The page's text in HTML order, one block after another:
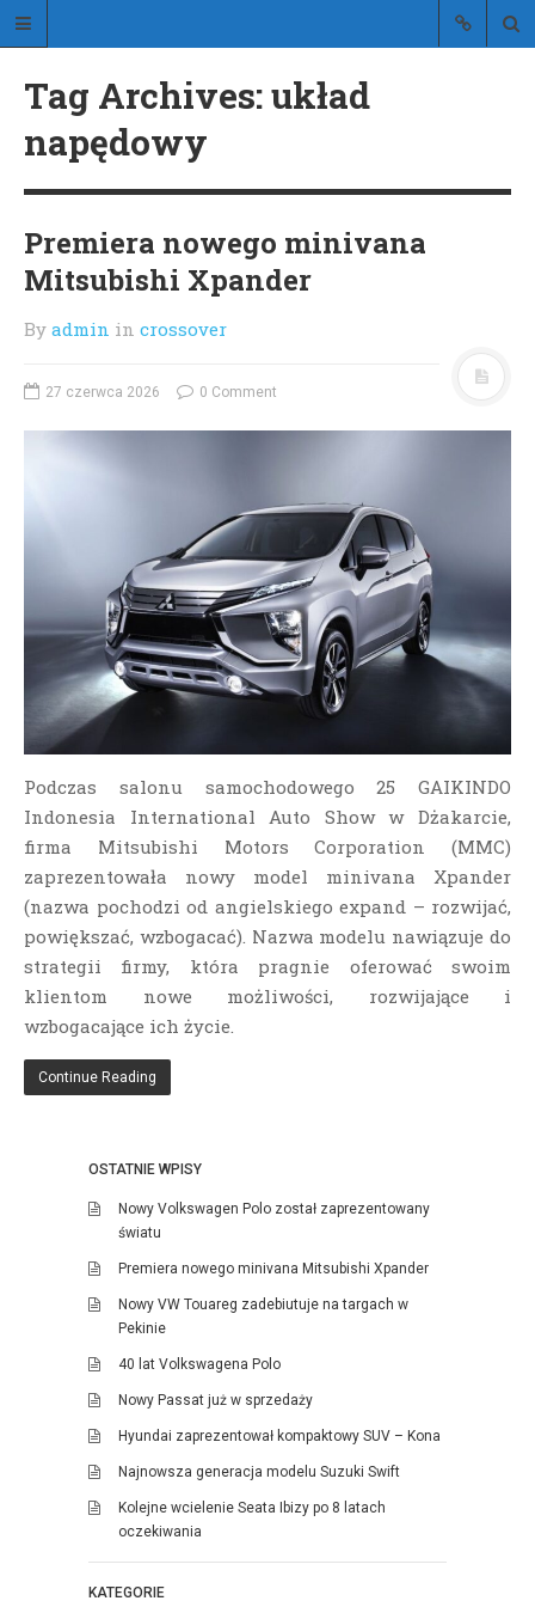
Stylistic
blog o stylowych samochodach
STRONA GŁÓWNA
Tag Archives: układ
napędowy
Premiera nowego minivana
Mitsubishi Xpander
By admin in crossover
27 czerwca 2026 0 Comment
Podczas salonu samochodowego 25 GAIKINDO
Indonesia International Auto Show w Dżakarcie,
firma Mitsubishi Motors Corporation (MMC)
zaprezentowała nowy model minivana Xpander
(nazwa pochodzi od angielskiego expand – rozwijać,
powiększać, wzbogacać). Nazwa modelu nawiązuje do
strategii firmy, która pragnie oferować swoim
klientom nowe możliwości, rozwijające i
wzbogacające ich życie.
Continue Reading
OSTATNIE WPISY
Nowy Volkswagen Polo został zaprezentowany
światu
Premiera nowego minivana Mitsubishi Xpander
Nowy VW Touareg zadebiutuje na targach w
Pekinie
40 lat Volkswagena Polo
Nowy Passat już w sprzedaży
Hyundai zaprezentował kompaktowy SUV – Kona
Najnowsza generacja modelu Suzuki Swift
Kolejne wcielenie Seata Ibizy po 8 latach
oczekiwania
KATEGORIE